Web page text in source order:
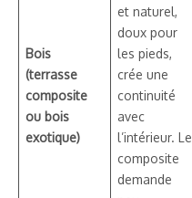
Bois
(terrasse
composite
ou bois
exotique)
et naturel,
doux pour
les pieds,
crée une
continuité
avec
l’intérieur. Le
composite
demande